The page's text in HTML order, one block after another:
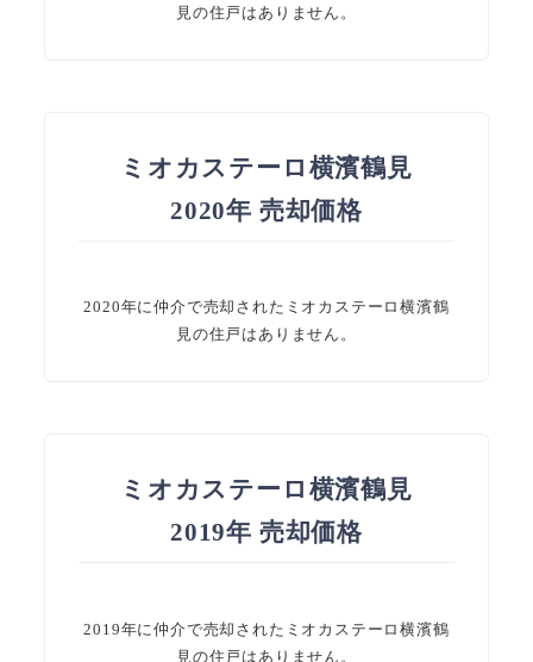
見の住戸はありません。
ミオカステーロ横濱鶴見
2020年 売却価格
2020年に仲介で売却されたミオカステーロ横濱鶴
見の住戸はありません。
ミオカステーロ横濱鶴見
2019年 売却価格
2019年に仲介で売却されたミオカステーロ横濱鶴
見の住戸はありません。